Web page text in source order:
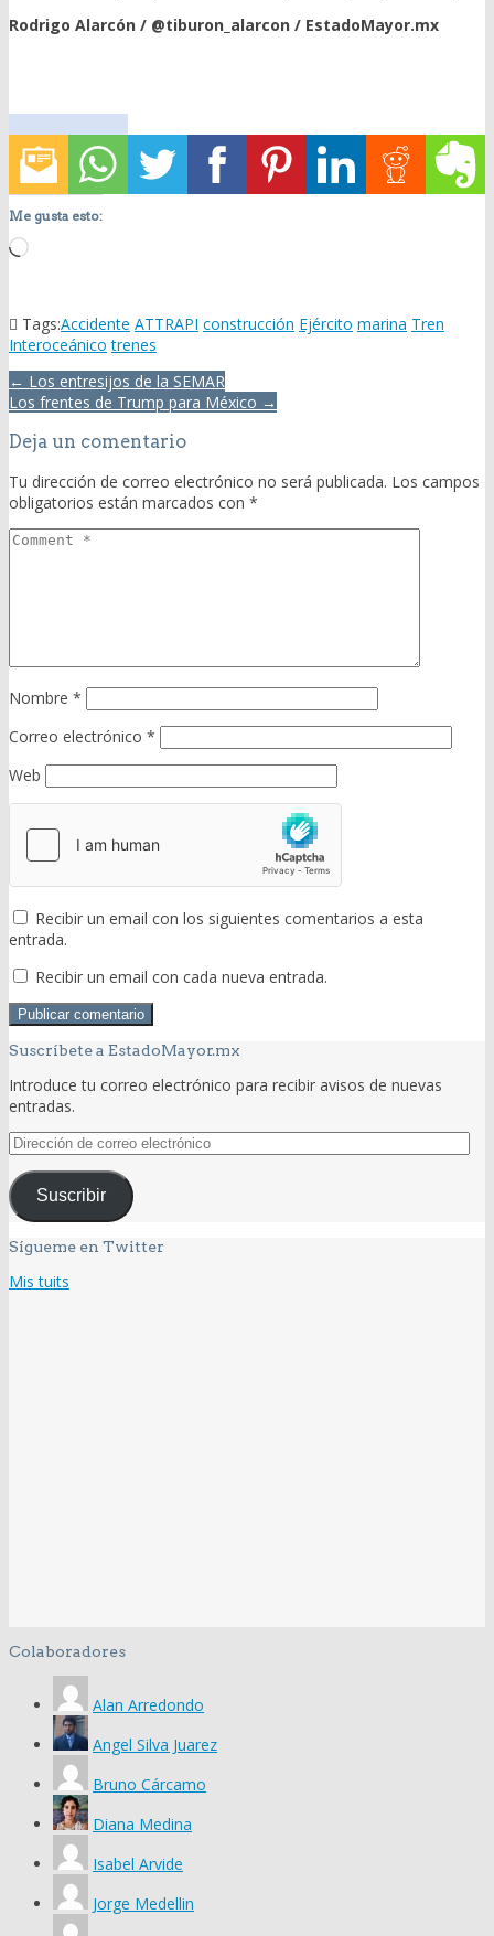
Rodrigo Alarcón / @tiburon_alarcon / EstadoMayor.mx
Me gusta esto:
Loading…
Tags:Accidente ATTRAPI construcción Ejército marina Tren
Interoceánico trenes
Post
navigation
← Los entresijos de la SEMAR
Los frentes de Trump para México →
Deja un comentario
Tu dirección de correo electrónico no será publicada. Los campos
obligatorios están marcados con *
Nombre *
Correo electrónico *
Web
Recibir un email con los siguientes comentarios a esta
entrada.
Recibir un email con cada nueva entrada.
Suscríbete a EstadoMayor.mx
Introduce tu correo electrónico para recibir avisos de nuevas
entradas.
Dirección
de
correo
electrónico
Suscribir
Sígueme en Twitter
Mis tuits
Colaboradores
Alan Arredondo
Angel Silva Juarez
Bruno Cárcamo
Diana Medina
Isabel Arvide
Jorge Medellin